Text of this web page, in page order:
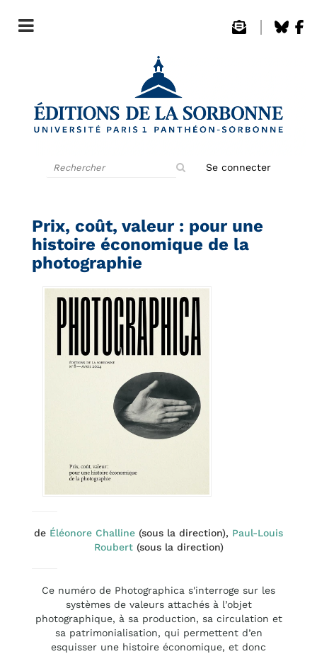
Se connecter
Prix, coût, valeur : pour une
histoire économique de la
photographie
de Éléonore Challine (sous la direction), Paul-Louis
Roubert(sous la direction)
Ce numéro de Photographica s'interroge sur les
systèmes de valeurs attachés à l’objet
photographique, à sa production, sa circulation et
sa patrimonialisation, qui permettent d’en
esquisser une histoire économique, et donc